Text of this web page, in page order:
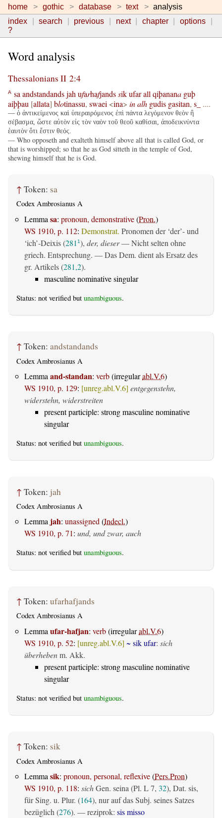
home gothic database text
analysis
index
search previous next chapter
options
?
Word analysis
Thessalonians II 2:4
A sa andstandandsjah ufarhafjandssikufarall qiþanana guþ
aiþþau [allata] blotinassu, swaei <ina> inalh gudis gasitan, s_ ....
— ὁ ἀντικείμενος καὶ ὑπεραιρόμενος ἐπὶ πάντα λεγόμενον θεὸν ἢ
σέβασμα, ὥστε αὐτὸν εἰς τὸν ναὸν τοῦ θεοῦ καθίσαι, ἀποδεικνύντα
ἑαυτὸν ὅτι ἔστιν θεός.
— Who opposeth and exalteth himself above all that is called God, or
that is worshipped; so that he as God sitteth in the temple of God,
shewing himself that he is God.
↑ Token: sa
Codex Ambrosianus A
Lemma sa: pronoun, demonstrative(Pron.)
WS 1910, p. 112: Demonstrat. Pronomen der ‘der’- und
‘ich’-Deixis (281 1), der, dieser— Nicht selten ohne
griech. Entsprechung. — Das Dem. dient als Ersatz des
gr. Artikels (281,2).
masculine nominative singular
Status: not verified but unambiguous.
↑ Token: andstandands
Codex Ambrosianus A
Lemma and-standan: verb(irregularabl.V.6)
WS 1910, p. 129: [unreg.abl.V.6] entgegenstehn,
widerstehn, widerstreiten
present participle: strong masculine nominative
singular
Status: not verified but unambiguous.
↑ Token: jah
Codex Ambrosianus A
Lemma jah: unassigned(Indecl.)
WS 1910, p. 71: und, und zwar, auch
Status: not verified but unambiguous.
↑ Token: ufarhafjands
Codex Ambrosianus A
Lemma ufar-hafjan: verb(irregularabl.V.6)
WS 1910, p. 52: [unreg.abl.V.6] ~ sik ufar: sich
überhebenm. Akk.
present participle: strong masculine nominative
singular
Status: not verified but unambiguous.
↑ Token: sik
Codex Ambrosianus A
Lemma sik: pronoun, personal, reflexive(Pers.Pron)
WS 1910, p. 118: sichGen. seina (Pl. L 7, 32), Dat. sis,
für Sing. u. Plur. (164), nur auf das Subj. seines Satzes
bezüglich (276). — reziprok: sis misso